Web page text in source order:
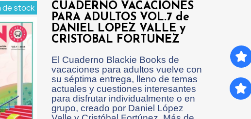
de stock
CUADERNO VACACIONES
PARA ADULTOS VOL.7 de
DANIEL LOPEZ VALLE y
CRISTOBAL FORTUNEZ
El Cuaderno Blackie Books de
vacaciones para adultos vuelve con
su séptima entrega, lleno de temas
actuales y cuestiones interesantes
para disfrutar individualmente o en
grupo, creado por Daniel López